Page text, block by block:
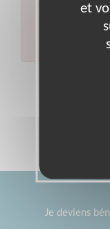
Veuillez
votre code
Je deviens
et